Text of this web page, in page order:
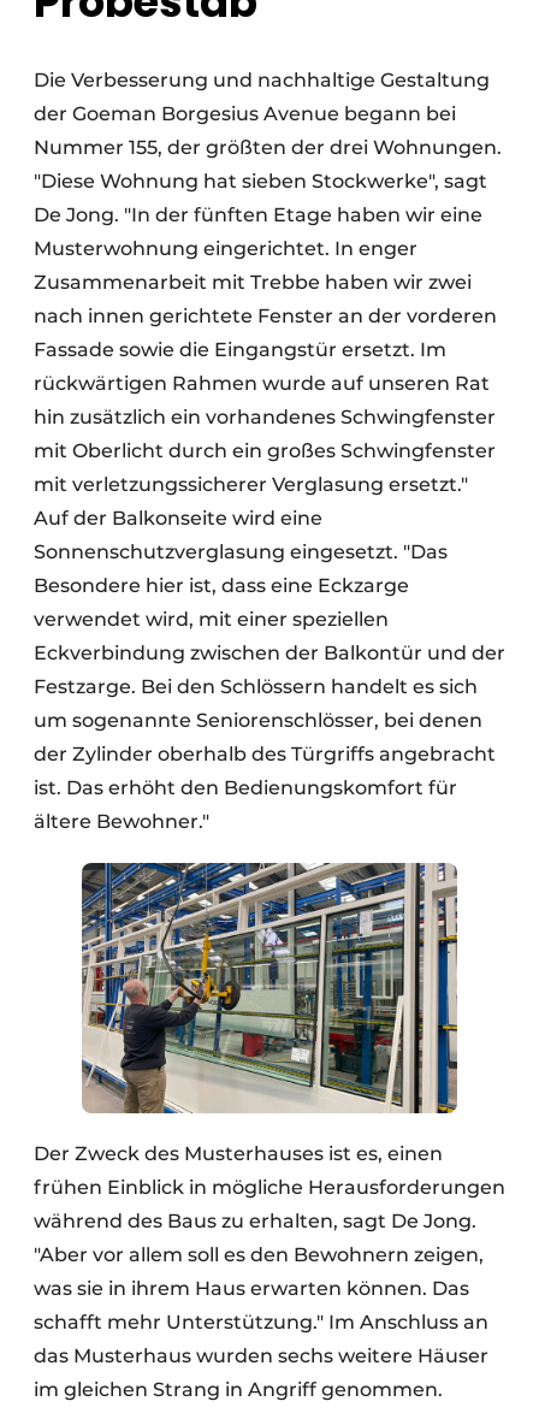
Die Verbesserung und nachhaltige Gestaltung
der Goeman Borgesius Avenue begann bei
Nummer 155, der größten der drei Wohnungen.
"Diese Wohnung hat sieben Stockwerke", sagt
De Jong. "In der fünften Etage haben wir eine
Musterwohnung eingerichtet. In enger
Zusammenarbeit mit Trebbe haben wir zwei
nach innen gerichtete Fenster an der vorderen
Fassade sowie die Eingangstür ersetzt. Im
rückwärtigen Rahmen wurde auf unseren Rat
hin zusätzlich ein vorhandenes Schwingfenster
mit Oberlicht durch ein großes Schwingfenster
mit verletzungssicherer Verglasung ersetzt."
Auf der Balkonseite wird eine
Sonnenschutzverglasung eingesetzt. "Das
Besondere hier ist, dass eine Eckzarge
verwendet wird, mit einer speziellen
Eckverbindung zwischen der Balkontür und der
Festzarge. Bei den Schlössern handelt es sich
um sogenannte Seniorenschlösser, bei denen
der Zylinder oberhalb des Türgriffs angebracht
ist. Das erhöht den Bedienungskomfort für
ältere Bewohner."
Der Zweck des Musterhauses ist es, einen
frühen Einblick in mögliche Herausforderungen
während des Baus zu erhalten, sagt De Jong.
"Aber vor allem soll es den Bewohnern zeigen,
was sie in ihrem Haus erwarten können. Das
schafft mehr Unterstützung." Im Anschluss an
das Musterhaus wurden sechs weitere Häuser
im gleichen Strang in Angriff genommen.